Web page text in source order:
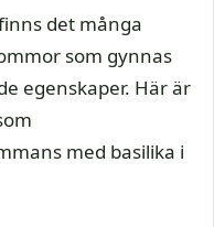
det många
som gynnas
egenskaper. Här är
med basilika i